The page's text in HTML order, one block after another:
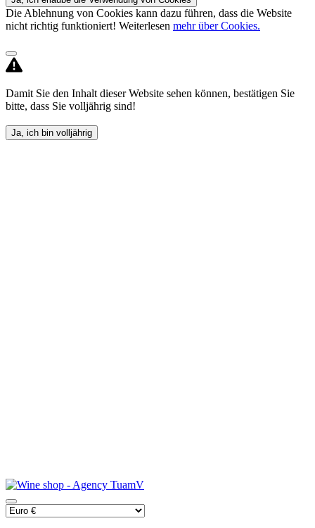
Die Ablehnung von Cookies kann dazu führen, dass die Website
nicht richtig funktioniert! Weiterlesen mehr über Cookies.
Damit Sie den Inhalt dieser Website sehen können, bestätigen Sie
bitte, dass Sie volljährig sind!
Ja, ich bin volljährig